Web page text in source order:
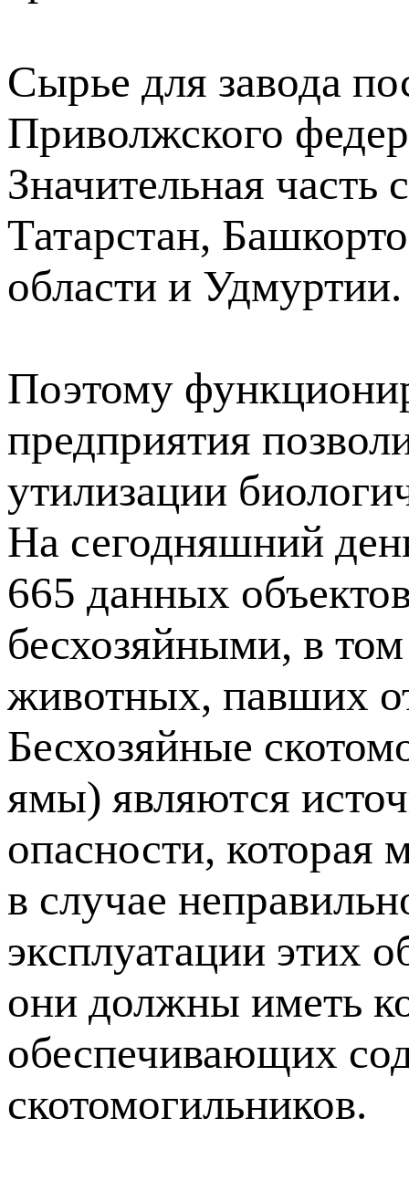
Сырье для завода
Приволжского
Значительная часть
Татарстан,
области и Удмуртии.
Поэтому
предприятия
утилизации
На сегодняшний
665 данных
бесхозяйными, в
животных, павших
Бесхозяйные
ямы) являются
опасности, которая
в случае
эксплуатации этих
они должны иметь
обеспечивающих
скотомогильников.